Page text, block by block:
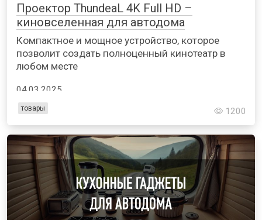
Проектор ThundeaL 4K Full HD –
киновселенная для автодома
Компактное и мощное устройство, которое
позволит создать полноценный кинотеатр в
любом месте
04.03.2025
товары 1200